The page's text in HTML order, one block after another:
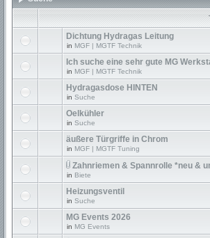
Dichtung Hydragas Leitung
in MGF | MGTF Technik
Ich suche eine sehr gute MG
in MGF | MGTF Technik
Hydragasdose HINTEN
in Suche
Oelkühler
in Suche
äußere Türgriffe in Chrom
in MGF | MGTF Tuning
Zahnriemen & Spannrolle *neu &
in Biete
Heizungsventil
in Suche
MG Events 2026
in MG Events